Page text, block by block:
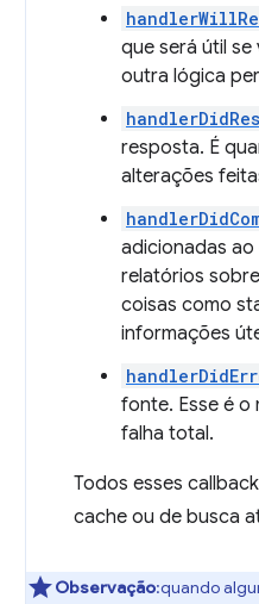
que será útil
outra lógica
resposta. É
alterações
adicionadas
relatórios
coisas como
informações
fonte. Esse é
falha total.
Todos esses
cache ou de busca
Observação:quando